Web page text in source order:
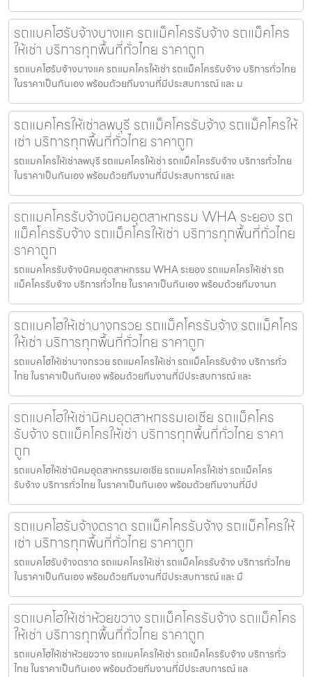
รถแบคโฮรับจ้างบางแค รถแม็คโครรับจ้าง รถแม็คโคร
ให้เช่า บริการทุกพื้นที่ทั่วไทย ราคาถูก
รถแบคโฮรับจ้างบางแค รถแมคโครให้เช่า รถแม็คโครรับจ้าง บริการทั่วไทย
ในราคาเป็นกันเอง พร้อมด้วยทีมงานที่มีประสบการณ์ และ ม
รถแมคโครให้เช่าลพบุรี รถแม็คโครรับจ้าง รถแม็คโครให้
เช่า บริการทุกพื้นที่ทั่วไทย ราคาถูก
รถแมคโครให้เช่าลพบุรี รถแมคโครให้เช่า รถแม็คโครรับจ้าง บริการทั่วไทย
ในราคาเป็นกันเอง พร้อมด้วยทีมงานที่มีประสบการณ์ และ
รถแมคโครรับจ้างนิคมอุตสาหกรรม WHA ระยอง รถ
แม็คโครรับจ้าง รถแม็คโครให้เช่า บริการทุกพื้นที่ทั่วไทย
ราคาถูก
รถแมคโครรับจ้างนิคมอุตสาหกรรม WHA ระยอง รถแมคโครให้เช่า รถ
แม็คโครรับจ้าง บริการทั่วไทย ในราคาเป็นกันเอง พร้อมด้วยทีมงานท
รถแบคโฮให้เช่าบางกรวย รถแม็คโครรับจ้าง รถแม็คโคร
ให้เช่า บริการทุกพื้นที่ทั่วไทย ราคาถูก
รถแบคโฮให้เช่าบางกรวย รถแมคโครให้เช่า รถแม็คโครรับจ้าง บริการทั่ว
ไทย ในราคาเป็นกันเอง พร้อมด้วยทีมงานที่มีประสบการณ์ และ
รถแบคโฮให้เช่านิคมอุตสาหกรรมเอเชีย รถแม็คโคร
รับจ้าง รถแม็คโครให้เช่า บริการทุกพื้นที่ทั่วไทย ราคา
ถูก
รถแบคโฮให้เช่านิคมอุตสาหกรรมเอเชีย รถแมคโครให้เช่า รถแม็คโคร
รับจ้าง บริการทั่วไทย ในราคาเป็นกันเอง พร้อมด้วยทีมงานที่มีป
รถแบคโฮรับจ้างตราด รถแม็คโครรับจ้าง รถแม็คโครให้
เช่า บริการทุกพื้นที่ทั่วไทย ราคาถูก
รถแบคโฮรับจ้างตราด รถแมคโครให้เช่า รถแม็คโครรับจ้าง บริการทั่วไทย
ในราคาเป็นกันเอง พร้อมด้วยทีมงานที่มีประสบการณ์ และ มื
รถแบคโฮให้เช่าห้วยขวาง รถแม็คโครรับจ้าง รถแม็คโคร
ให้เช่า บริการทุกพื้นที่ทั่วไทย ราคาถูก
รถแบคโฮให้เช่าห้วยขวาง รถแมคโครให้เช่า รถแม็คโครรับจ้าง บริการทั่ว
ไทย ในราคาเป็นกันเอง พร้อมด้วยทีมงานที่มีประสบการณ์ แล